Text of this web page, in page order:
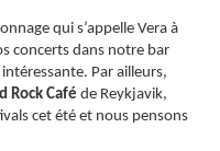
qui s’appelle Vera à
concerts dans notre bar
Par ailleurs,
Rock Café de Reykjavik,
cet été et nous pensons